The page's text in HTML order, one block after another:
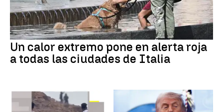
Un calor extremo pone en alerta roja
a todas las ciudades de Italia